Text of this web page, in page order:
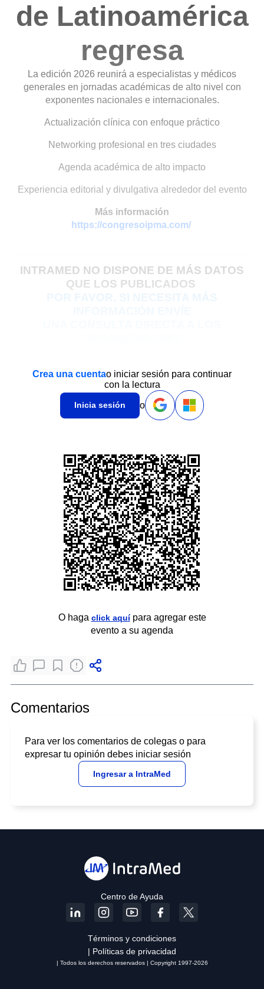
de Latinoamérica
regresa
La edición 2026 reunirá a especialistas y médicos
generales en jornadas académicas de alto nivel con
exponentes nacionales e internacionales.
Actualización clínica con enfoque práctico
Networking profesional en tres ciudades
Agenda académica de alto impacto
Experiencia editorial y divulgativa alrededor del evento
Más información
https://congresoipma.com/
INTRAMED NO DISPONE DE MÁS DATOS
QUE LOS PUBLICADOS
Crea una cuentao iniciar sesión para continuar
con la lectura
Inicia sesión o
O haga click aquípara agregar este
evento a su agenda
Comentarios
Para ver los comentarios de colegas o para
expresar tu opinión debes iniciar sesión
Ingresar a IntraMed
Centro de Ayuda
Términos y condiciones
| Políticas de privacidad
| Todos los derechos reservados | Copyright 1997-2026